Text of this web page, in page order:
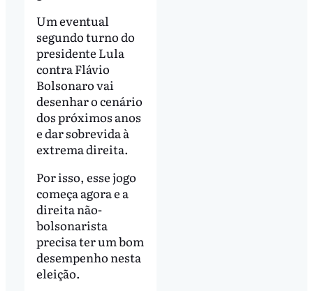
Um eventual
segundo turno do
presidente Lula
contra Flávio
Bolsonaro vai
desenhar o cenário
dos próximos anos
e dar sobrevida à
extrema direita.
Por isso, esse jogo
começa agora e a
direita não-
bolsonarista
precisa ter um bom
desempenho nesta
eleição.